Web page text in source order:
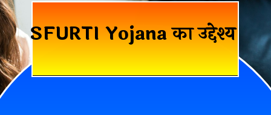
SFURTI Yojana का उद्देश्य